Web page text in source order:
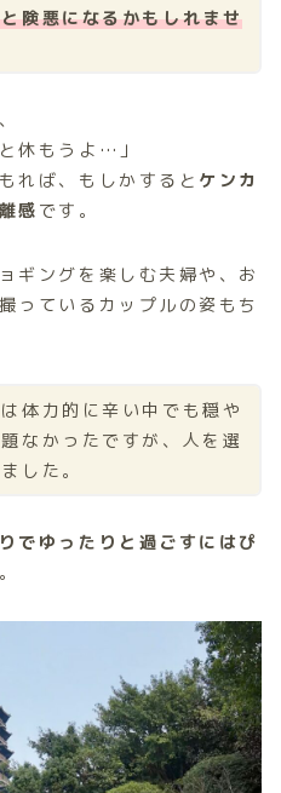
険悪になるかもしれませ
休もうよ…」
れば、もしかすると ケンカ
感 です。
ギングを楽しむ夫婦や、お
っているカップルの姿もち
体力的に辛い中でも穏や
なかったですが、人を選
した。
でゆったりと過ごすにはぴ